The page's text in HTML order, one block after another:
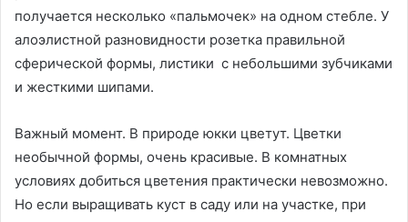
получается несколько «пальмочек» на одном стебле. У
алоэлистной разновидности розетка правильной
сферической формы, листики с небольшими зубчиками
и жесткими шипами.
Важный момент. В природе юкки цветут. Цветки
необычной формы, очень красивые. В комнатных
условиях добиться цветения практически невозможно.
Но если выращивать куст в саду или на участке, при